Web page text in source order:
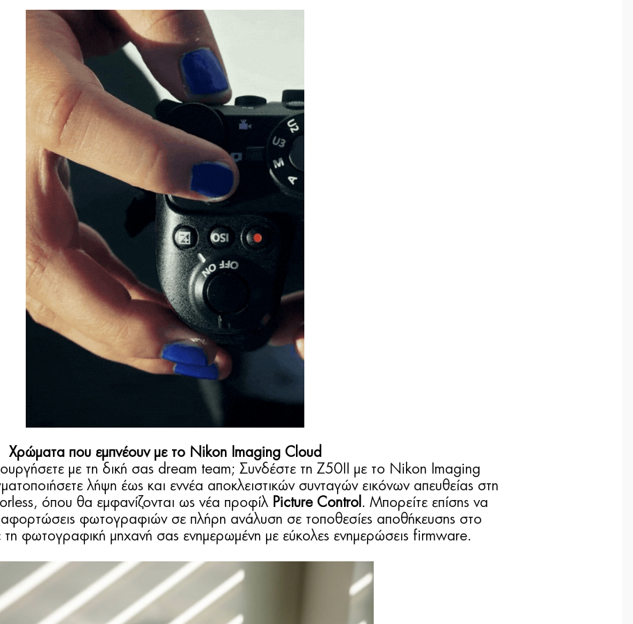
Χρώματα που εμπνέουν με το Nikon Imaging Cloud
με τη δική σας dream team; Συνδέστε τη Z50II με το Nikon Imaging
λήψη έως και εννέα αποκλειστικών συνταγών εικόνων απευθείας στη
όπου θα εμφανίζονται ως νέα προφίλ Picture Control . Μπορείτε επίσης να
φωτογραφιών σε πλήρη ανάλυση σε τοποθεσίες αποθήκευσης στο
τη φωτογραφική μηχανή σας ενημερωμένη με εύκολες ενημερώσεις firmware.